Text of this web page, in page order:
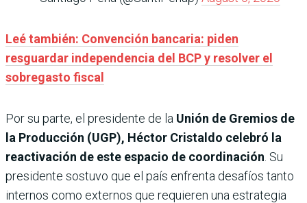
Leé también: Convención bancaria: piden
resguardar independencia del BCP y resolver el
sobregasto fiscal
Por su parte, el presidente de la Unión de Gremios de
la Producción (UGP), Héctor Cristaldo celebró la
reactivación de este espacio de coordinación . Su
presidente sostuvo que el país enfrenta desafíos tanto
internos como externos que requieren una estrategia